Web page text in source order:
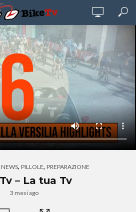
NEWS, PILLOLE, PREPARAZIONE
– La tua Tv
3 mesi ago